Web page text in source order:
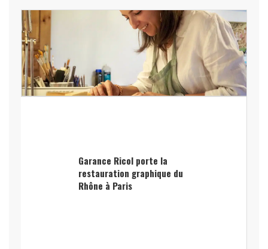
Garance Ricol porte la
restauration graphique du
Rhône à Paris